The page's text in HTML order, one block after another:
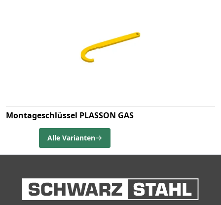
Montageschlüssel PLASSON GAS
Alle Varianten